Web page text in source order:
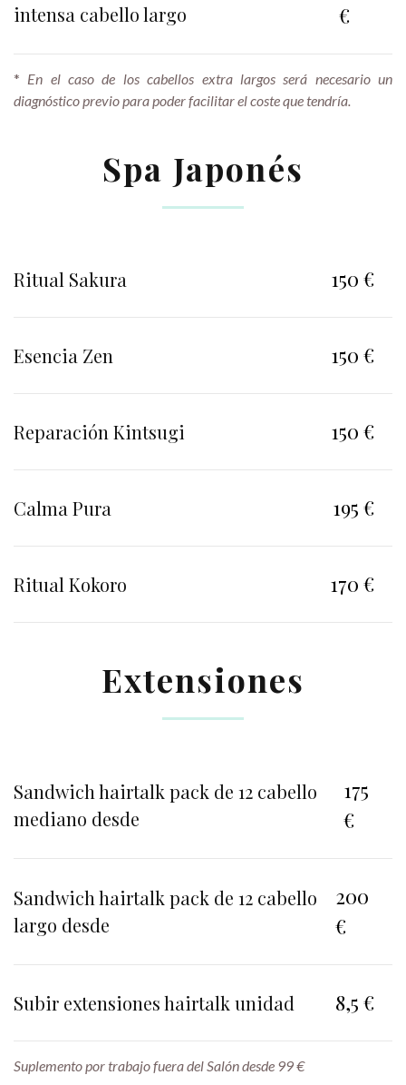
intensa cabello largo
€
* En el caso de los cabellos extra largos será necesario un
diagnóstico previo para poder facilitar el coste que tendría.
Spa Japonés
Ritual Sakura 150 €
Esencia Zen 150 €
Reparación Kintsugi 150 €
Calma Pura 195 €
Ritual Kokoro 170 €
Extensiones
Sandwich hairtalk pack de 12 cabello
mediano desde
175
€
Sandwich hairtalk pack de 12 cabello
largo desde
200
€
Subir extensiones hairtalk unidad 8,5 €
Suplemento por trabajo fuera del Salón desde 99 €